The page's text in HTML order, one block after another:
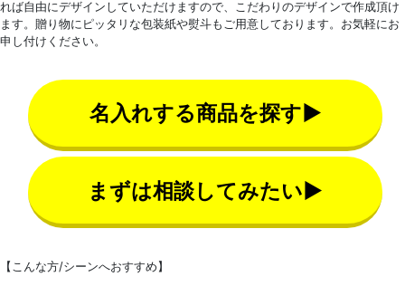
れば自由にデザインしていただけますので、こだわりのデザインで作成頂け
ます。贈り物にピッタリな包装紙や熨斗もご用意しております。お気軽にお
申し付けください。
名入れする商品を探す▶
まずは相談してみたい▶
【こんな方/シーンへおすすめ】